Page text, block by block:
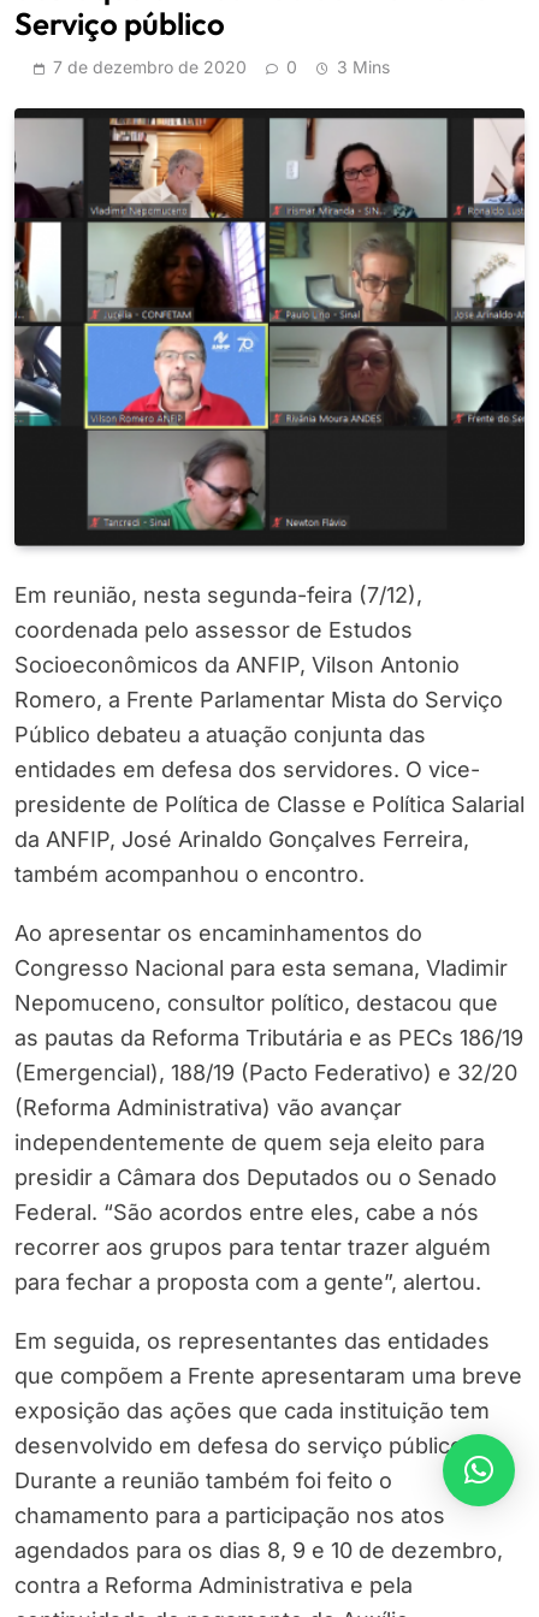
Serviço público
7 de dezembro de 2020 0 3 Mins
Em reunião, nesta segunda-feira (7/12),
coordenada pelo assessor de Estudos
Socioeconômicos da ANFIP, Vilson Antonio
Romero, a Frente Parlamentar Mista do Serviço
Público debateu a atuação conjunta das
entidades em defesa dos servidores. O vice-
presidente de Política de Classe e Política Salarial
da ANFIP, José Arinaldo Gonçalves Ferreira,
também acompanhou o encontro.
Ao apresentar os encaminhamentos do
Congresso Nacional para esta semana, Vladimir
Nepomuceno, consultor político, destacou que
as pautas da Reforma Tributária e as PECs 186/19
(Emergencial), 188/19 (Pacto Federativo) e 32/20
(Reforma Administrativa) vão avançar
independentemente de quem seja eleito para
presidir a Câmara dos Deputados ou o Senado
Federal. “São acordos entre eles, cabe a nós
recorrer aos grupos para tentar trazer alguém
para fechar a proposta com a gente”, alertou.
Em seguida, os representantes das entidades
que compõem a Frente apresentaram uma breve
exposição das ações que cada instituição tem
desenvolvido em defesa do serviço público.
Durante a reunião também foi feito o
chamamento para a participação nos atos
agendados para os dias 8, 9 e 10 de dezembro,
contra a Reforma Administrativa e pela